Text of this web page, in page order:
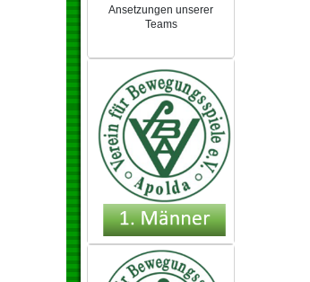
Ansetzungen unserer
Teams